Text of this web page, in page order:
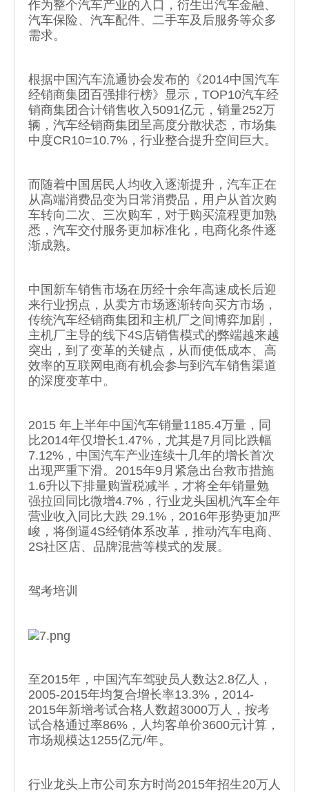
作为整个汽车产业的入口，衍生出汽车金融、
汽车保险、汽车配件、二手车及后服务等众多
需求。
根据中国汽车流通协会发布的《2014中国汽车
经销商集团百强排行榜》显示，TOP10汽车经
销商集团合计销售收入5091亿元，销量252万
辆，汽车经销商集团呈高度分散状态，市场集
中度CR10=10.7%，行业整合提升空间巨大。
而随着中国居民人均收入逐渐提升，汽车正在
从高端消费品变为日常消费品，用户从首次购
车转向二次、三次购车，对于购买流程更加熟
悉，汽车交付服务更加标准化，电商化条件逐
渐成熟。
中国新车销售市场在历经十余年高速成长后迎
来行业拐点，从卖方市场逐渐转向买方市场，
传统汽车经销商集团和主机厂之间博弈加剧，
主机厂主导的线下4S店销售模式的弊端越来越
突出，到了变革的关键点，从而使低成本、高
效率的互联网电商有机会参与到汽车销售渠道
的深度变革中。
2015 年上半年中国汽车销量1185.4万量，同
比2014年仅增长1.47%，尤其是7月同比跌幅
7.12%，中国汽车产业连续十几年的增长首次
出现严重下滑。2015年9月紧急出台救市措施
1.6升以下排量购置税减半，才将全年销量勉
强拉回同比微增4.7%，行业龙头国机汽车全年
营业收入同比大跌 29.1%，2016年形势更加严
峻，将倒逼4S经销体系改革，推动汽车电商、
2S社区店、品牌混营等模式的发展。
驾考培训
至2015年，中国汽车驾驶员人数达2.8亿人，
2005-2015年均复合增长率13.3%，2014-
2015年新增考试合格人数超3000万人，按考
试合格通过率86%，人均客单价3600元计算，
市场规模达1255亿元/年。
行业龙头上市公司东方时尚2015年招生20万人